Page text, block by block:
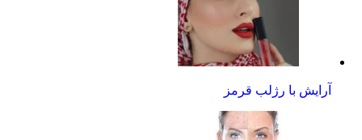
آرایش با رژلب قرمز